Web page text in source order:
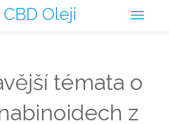
Oleji
témata o
z